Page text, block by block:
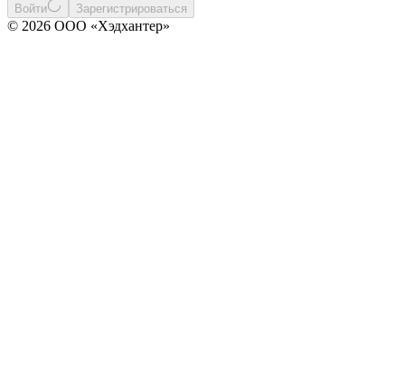
Войти Зарегистрироваться
© 2026 ООО «Хэдхантер»